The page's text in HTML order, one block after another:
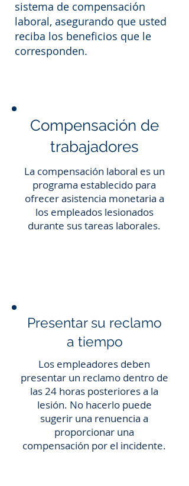
sistema de compensación
laboral, asegurando que usted
reciba los beneficios que le
corresponden.
Compensación de
trabajadores
La compensación laboral es un
programa establecido para
ofrecer asistencia monetaria a
los empleados lesionados
durante sus tareas laborales.
Presentar su reclamo
a tiempo
Los empleadores deben
presentar un reclamo dentro de
las 24 horas posteriores a la
lesión. No hacerlo puede
sugerir una renuencia a
proporcionar una
compensación por el incidente.